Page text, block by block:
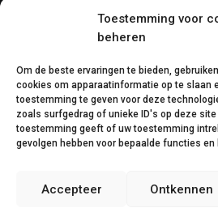
Toestemming voor
beheren
Om de beste ervaringen te bieden,
cookies om apparaatinformatie op te slaan
toestemming te geven voor deze
zoals surfgedrag of unieke ID's op deze
toestemming geeft of uw toestemming
gevolgen hebben voor bepaalde functies en
Accepteer Ontkennen
© Quadratia 2026 Wettelijke
Cookiebeleid
uitsluitend ter illustratie en komen mogelijk niet
De aangegeven prijzen zijn bij benadering en niet-